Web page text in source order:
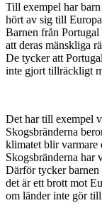
Till exempel har
hört av sig till
Barnen från
att deras mänskliga
De tycker att
inte gjort tillräckligt
Det har till exempel
Skogsbränderna
klimatet blir varmare
Skogsbränderna har
Därför tycker barnen
det är ett brott mot
om länder inte gör